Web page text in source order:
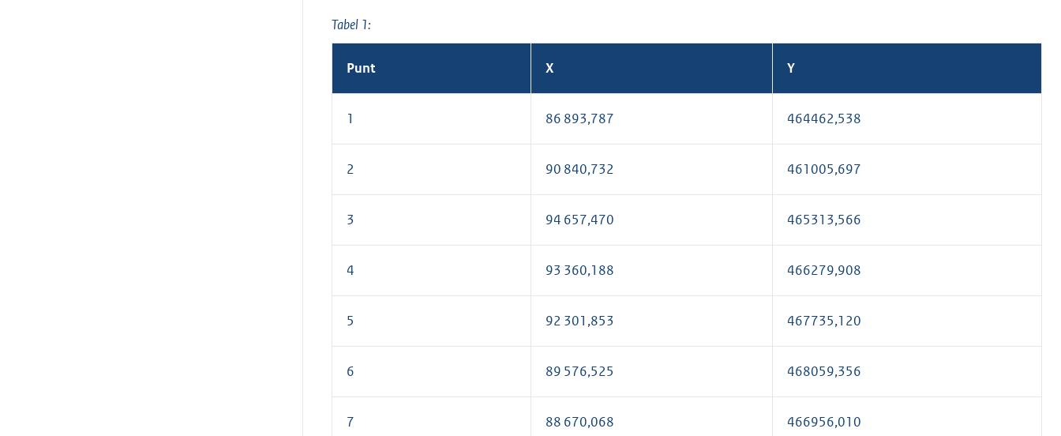
Tabel 1:
Punt X Y
1 86 893,787 464462,538
2 90 840,732 461005,697
3 94 657,470 465313,566
4 93 360,188 466279,908
5 92 301,853 467735,120
6 89 576,525 468059,356
7 88 670,068 466956,010